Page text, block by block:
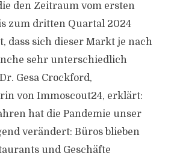
den Zeitraum vom ersten
zum dritten Quartal 2024
dass sich dieser Markt je nach
sehr unterschiedlich
Gesa Crockford,
von Immoscout24, erklärt:
hat die Pandemie unser
verändert: Büros blieben
und Geschäfte